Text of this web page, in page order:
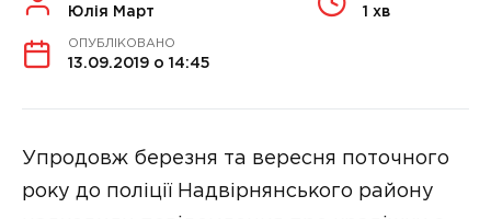
Юлія Март 1 хв
ОПУБЛІКОВАНО
13.09.2019 о 14:45
Упродовж березня та вересня поточного
року до поліції Надвірнянського району